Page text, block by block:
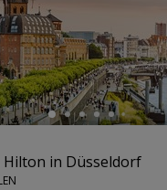
in Düsseldorf